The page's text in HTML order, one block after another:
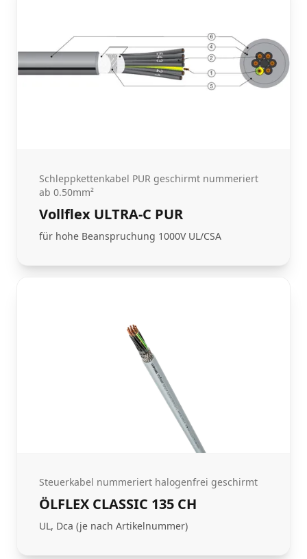
Schleppkettenkabel PUR geschirmt nummeriert
ab 0.50mm²
Vollflex ULTRA-C PUR
für hohe Beanspruchung 1000V UL/CSA
Steuerkabel nummeriert halogenfrei geschirmt
ÖLFLEX CLASSIC 135 CH
UL, Dca (je nach Artikelnummer)